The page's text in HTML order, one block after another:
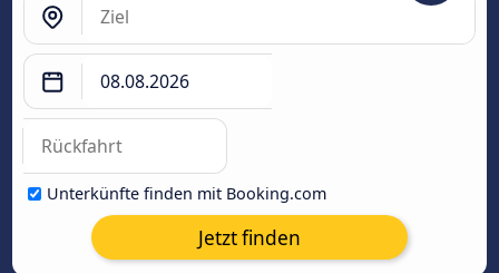
Unterkünfte finden mit Booking.com
Jetzt finden